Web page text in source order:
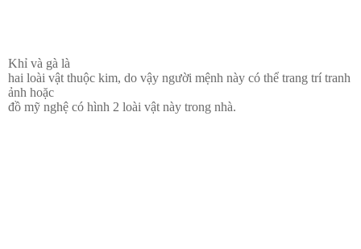
Khỉ và gà là
hai loài vật thuộc kim, do vậy người mệnh này có thể trang trí tranh
ảnh hoặc
đồ mỹ nghệ có hình 2 loài vật này trong nhà.